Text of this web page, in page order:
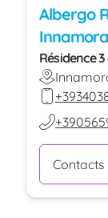
Albergo
Résidence
Contacts